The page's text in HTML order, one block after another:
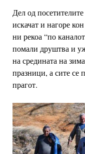
Дел од
искачат и нагоре
ни рекоа “по
помали друштва и
на средината на
празници, а сите се
прагот.